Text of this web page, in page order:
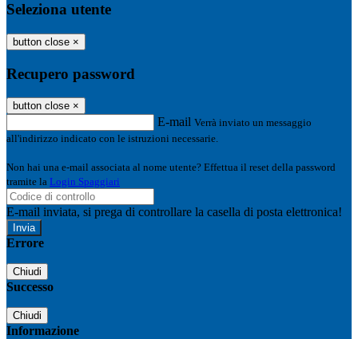
Seleziona utente
button close ×
Recupero password
button close ×
E-mail Verrà inviato un messaggio
all'indirizzo indicato con le istruzioni necessarie.
Non hai una e-mail associata al nome utente? Effettua il reset della password
tramite la Login Spaggiari
E-mail inviata, si prega di controllare la casella di posta elettronica!
Errore
Chiudi
Successo
Chiudi
Informazione